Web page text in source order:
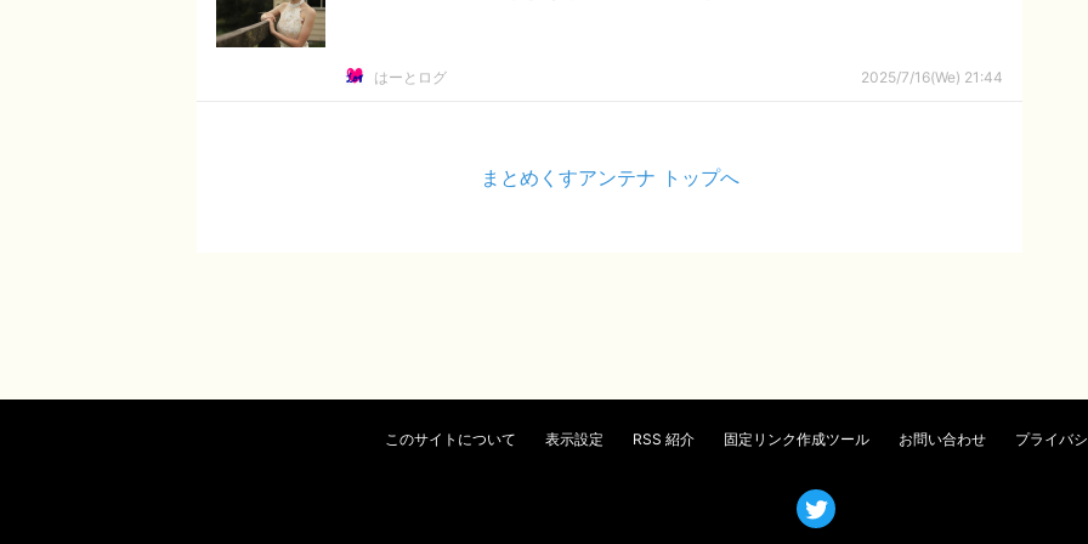
はーとログ 2025/7/16(We) 21:44
まとめくすアンテナ トップへ
このサイトについて 表示設定 RSS 紹介 固定リンク作成ツール お問い合わせ プライバ